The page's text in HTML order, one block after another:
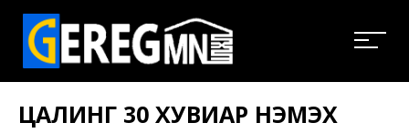
ЦАЛИНГ 30 ХУВИАР НЭМЭХ